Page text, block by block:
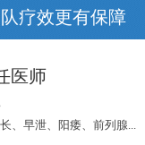
疗效更有保障
医师
、早泄、阳痿、前列腺...